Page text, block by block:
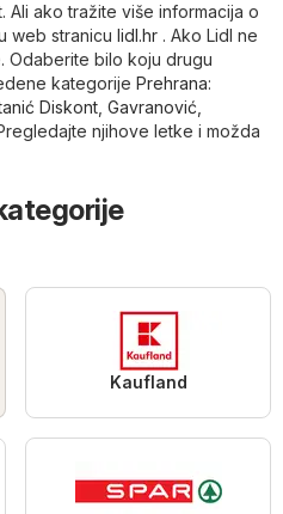
Ali ako tražite više informacija o
web stranicu lidl.hr . Ako Lidl ne
Odaberite bilo koju drugu
kategorije Prehrana:
Diskont Gavranović
njihove letke i možda
Kaufland